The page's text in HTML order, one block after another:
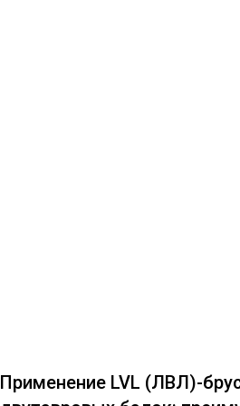
Применение LVL (ЛВЛ)-